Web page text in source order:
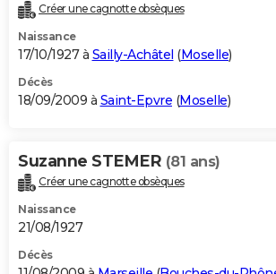
Créer une cagnotte obsèques
Naissance
17/10/1927 à Sailly-Achâtel (Moselle)
Décès
18/09/2009 à Saint-Epvre (Moselle)
Suzanne STEMER (81 ans)
Créer une cagnotte obsèques
Naissance
21/08/1927
Décès